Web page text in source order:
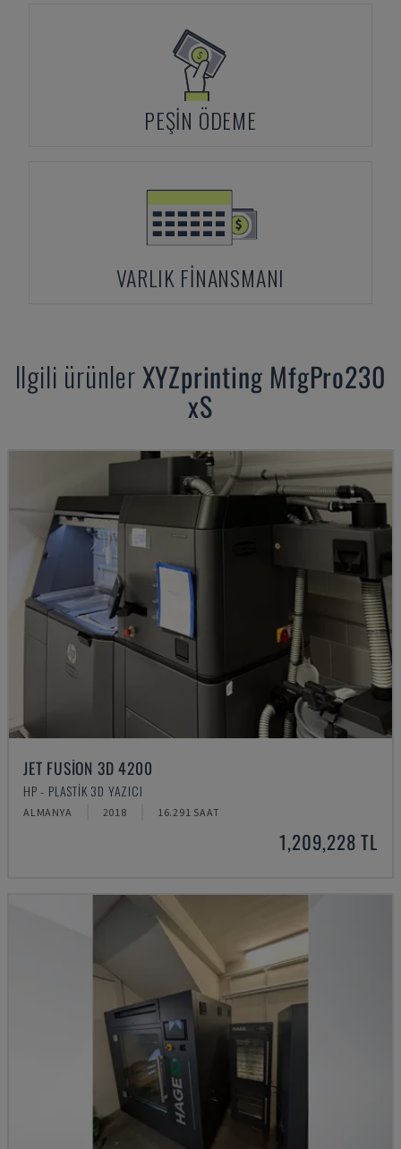
PEŞIN ÖDEME
VARLIK FINANSMANI
Ilgili ürünlerXYZprinting MfgPro230
xS
JET FUSION 3D 4200
HP - PLASTIK 3D YAZICI
ALMANYA 2018 16.291 SAAT
1,209,228 TL